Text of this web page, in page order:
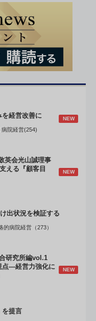
を経営改善に NEW
院経営(254)
英会光山誠理事
える『顧客目
NEW
出状況を検証する
病院経営（273）
研究所編vol.1
点―経営力強化に
NEW
を提言